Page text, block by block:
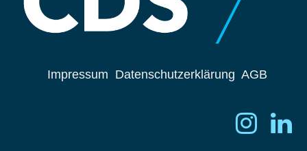
Impressum Datenschutzerklärung AGB